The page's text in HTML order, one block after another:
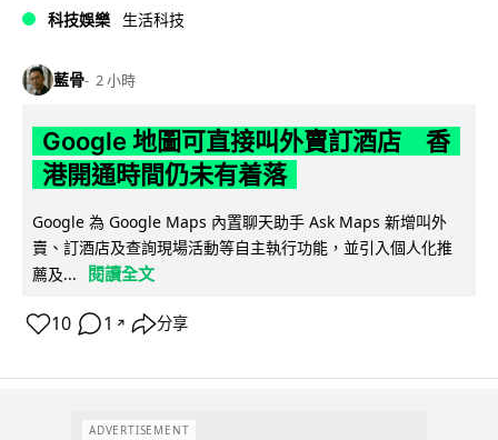
科技娛樂 生活科技
藍骨 2 小時
Google 地圖可直接叫外賣訂酒店 香
港開通時間仍未有着落
Google 為 Google Maps 內置聊天助手 Ask Maps 新增叫外
賣、訂酒店及查詢現場活動等自主執行功能，並引入個人化推
薦及...
閱讀全文
10 1 ↗ 分享
ADVERTISEMENT